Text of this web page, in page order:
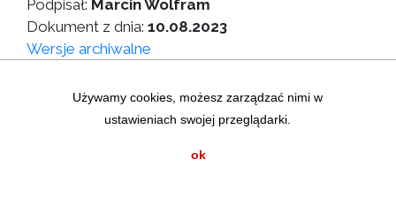
Używamy cookies, możesz zarządzać nimi w
ustawieniach swojej przeglądarki.
ok
Podpisał: Marcin Wolfram
Dokument z dnia: 10.08.2023
Wersje archiwalne
Statystyki graficzne
Instrukcja korzystania z BIP